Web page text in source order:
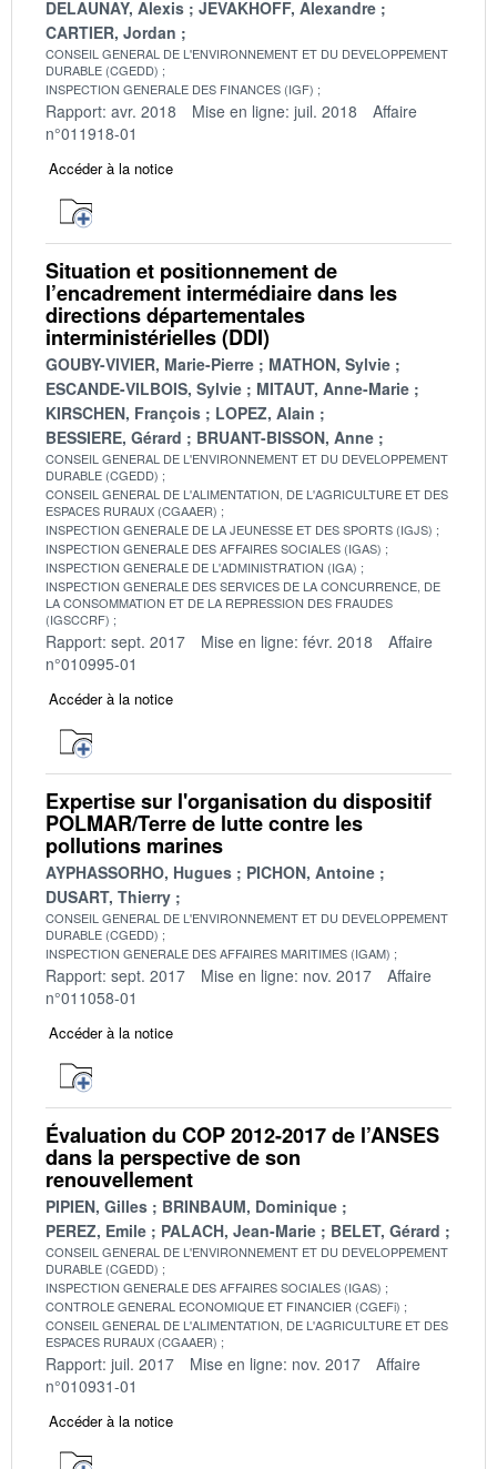
DELAUNAY, Alexis
JEVAKHOFF, Alexandre
CARTIER, Jordan
CONSEIL GENERAL DE L'ENVIRONNEMENT ET DU DEVELOPPEMENT
DURABLE (CGEDD)
INSPECTION GENERALE DES FINANCES (IGF)
Rapport: avr. 2018 Mise en ligne: juil. 2018
Affaire
n°011918-01
Accéder à la notice
Situation et positionnement de
l’encadrement intermédiaire dans les
directions départementales
interministérielles (DDI)
GOUBY-VIVIER, Marie-Pierre
MATHON, Sylvie
ESCANDE-VILBOIS, Sylvie
MITAUT, Anne-Marie
KIRSCHEN, François
LOPEZ, Alain
BESSIERE, Gérard
BRUANT-BISSON, Anne
CONSEIL GENERAL DE L'ENVIRONNEMENT ET DU DEVELOPPEMENT
DURABLE (CGEDD)
CONSEIL GENERAL DE L'ALIMENTATION, DE L'AGRICULTURE ET DES
ESPACES RURAUX (CGAAER)
INSPECTION GENERALE DE LA JEUNESSE ET DES SPORTS (IGJS)
INSPECTION GENERALE DES AFFAIRES SOCIALES (IGAS)
INSPECTION GENERALE DE L'ADMINISTRATION (IGA)
INSPECTION GENERALE DES SERVICES DE LA CONCURRENCE, DE
LA CONSOMMATION ET DE LA REPRESSION DES FRAUDES
(IGSCCRF)
Rapport: sept. 2017 Mise en ligne: févr. 2018
Affaire
n°010995-01
Accéder à la notice
Expertise sur l'organisation du dispositif
POLMAR/Terre de lutte contre les
pollutions marines
AYPHASSORHO, Hugues
PICHON, Antoine
DUSART, Thierry
CONSEIL GENERAL DE L'ENVIRONNEMENT ET DU DEVELOPPEMENT
DURABLE (CGEDD)
INSPECTION GENERALE DES AFFAIRES MARITIMES (IGAM)
Rapport: sept. 2017 Mise en ligne: nov. 2017
Affaire
n°011058-01
Accéder à la notice
Évaluation du COP 2012-2017 de l’ANSES
dans la perspective de son
renouvellement
PIPIEN, Gilles
BRINBAUM, Dominique
PEREZ, Emile
PALACH, Jean-Marie BELET, Gérard
CONSEIL GENERAL DE L'ENVIRONNEMENT ET DU DEVELOPPEMENT
DURABLE (CGEDD)
INSPECTION GENERALE DES AFFAIRES SOCIALES (IGAS)
CONTROLE GENERAL ECONOMIQUE ET FINANCIER (CGEFi)
CONSEIL GENERAL DE L'ALIMENTATION, DE L'AGRICULTURE ET DES
ESPACES RURAUX (CGAAER)
Rapport: juil. 2017 Mise en ligne: nov. 2017
Affaire
n°010931-01
Accéder à la notice